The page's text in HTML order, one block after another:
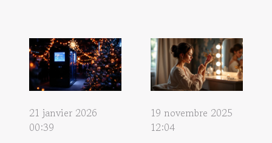
21 janvier 2026
00:39
19 novembre 2025
12:04